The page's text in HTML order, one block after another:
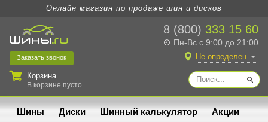
Онлайн магазин по продаже шин и дисков
8 (800) 333 15 60
Пн-Вс с 9:00 до 21:00
Заказать звонок
Корзина
В корзине пусто.
Не определен
Шины Диски Шинный калькулятор Акции